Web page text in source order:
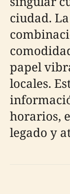
ciudad.
papel
locales.
horarios,
legado y